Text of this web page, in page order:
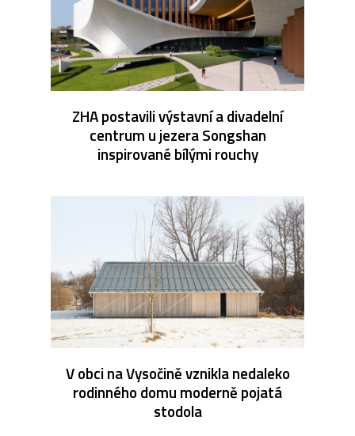
ZHA postavili výstavní a divadelní
centrum u jezera Songshan
inspirované bílými rouchy
V obci na Vysočině vznikla nedaleko
rodinného domu moderně pojatá
stodola